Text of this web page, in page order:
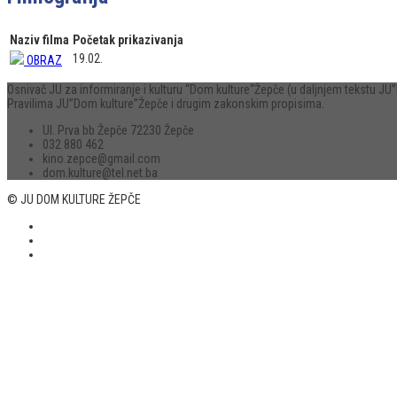
Naziv filma Početak prikazivanja
OBRAZ
19.02.
Osnivač JU za informiranje i kulturu “Dom kulture“Žepče (u daljnjem tekstu
Pravilima JU”Dom kulture”Žepče i drugim zakonskim propisima.
Ul. Prva bb Žepče 72230 Žepče
032 880 462
kino.zepce@gmail.com
dom.kulture@tel.net.ba
© JU DOM KULTURE ŽEPČE